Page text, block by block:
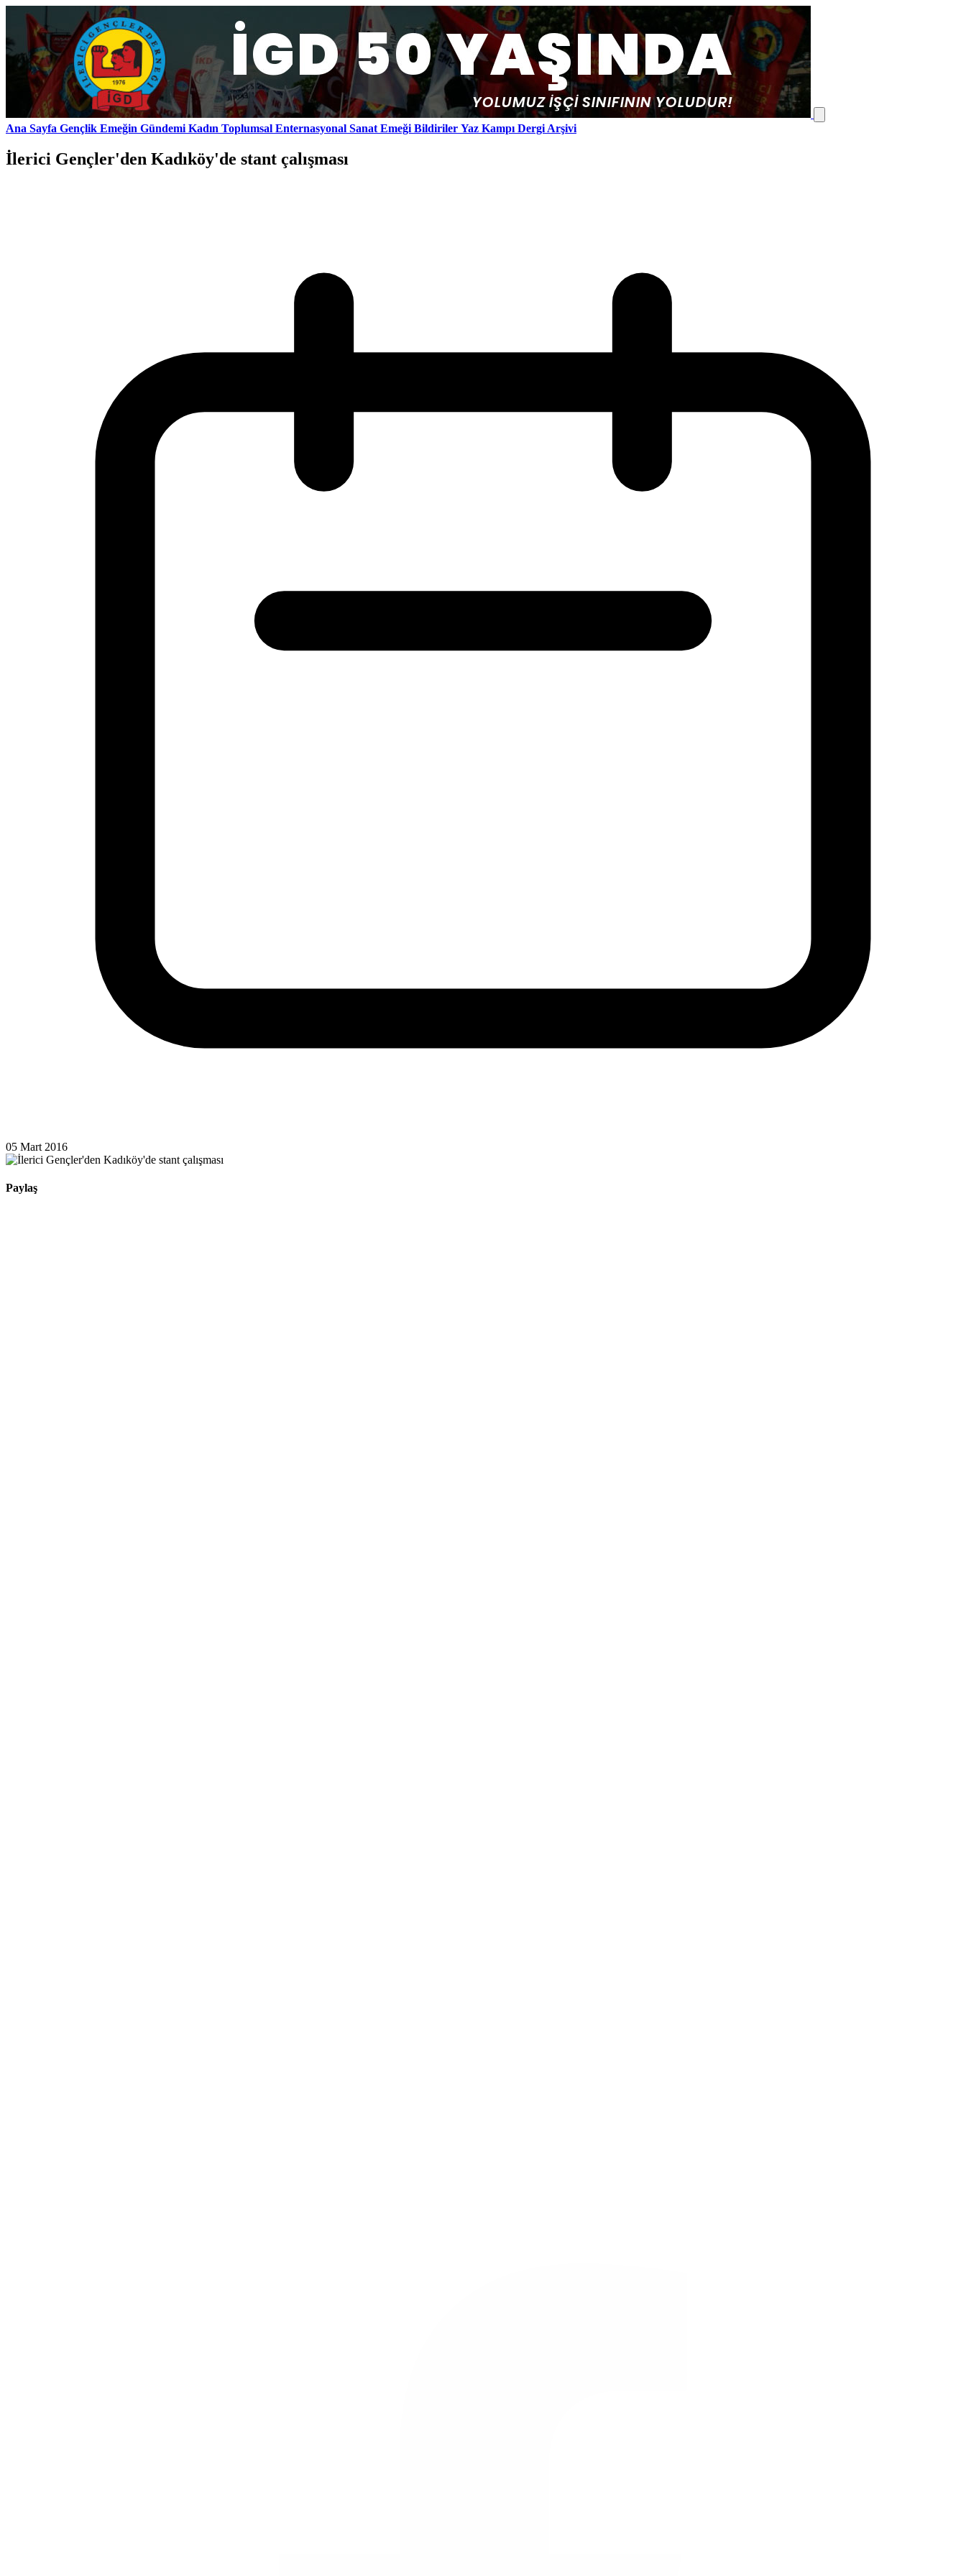
Ana Sayfa Gençlik Emeğin Gündemi Kadın Toplumsal Enternasyonal Sanat Emeği Bildiriler Yaz Kampı Dergi Arşivi
İlerici Gençler'den Kadıköy'de stant çalışması
05 Mart 2016
Paylaş